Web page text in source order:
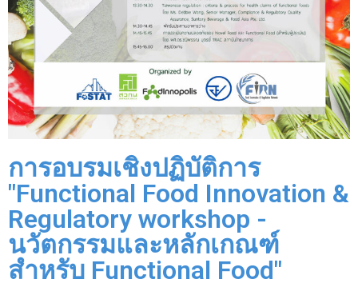
การอบรมเชิงปฏิบัติการ
"Functional Food Innovation &
Regulatory workshop -
นวัตกรรมและหลักเกณฑ์
สำหรับ Functional Food"